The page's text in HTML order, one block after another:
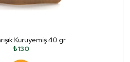
Kuruyemiş 40 gr
₺130